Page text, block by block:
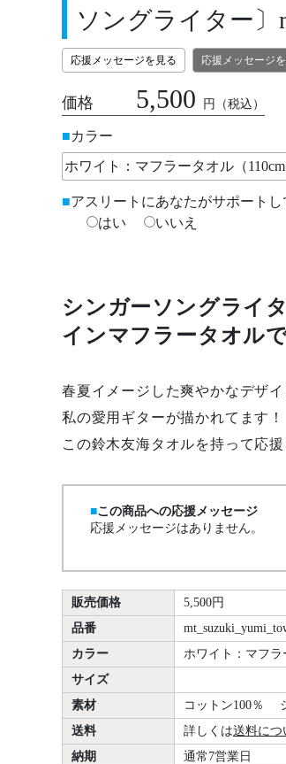
ソングライター〕
応援メッセージを見る 応援メッセージ
価格 5,500 円 （税込）
カラー
アスリートにあなたがサポート
はい
いいえ
シンガーソングライ
インマフラータオルで
春夏イメージした爽やかなデザイ
私の愛用ギターが描かれてます！
この鈴木友海タオルを持って応援
この商品への応援メッセージ
応援メッセージはありません。
販売価格
5,500円
品番
カラー
ホワイト：マフラ
サイズ
素材
コットン100％
送料
詳しくは送料につ
納期
通常7営業日